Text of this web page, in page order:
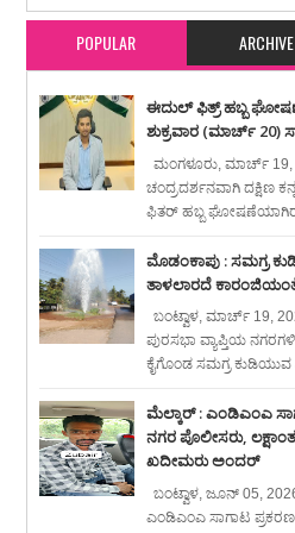
POPULAR ARCHIVE
ಈದುಲ್ ಫಿತ್ರ್ ಹಬ್ಬ
ಶುಕ್ರವಾರ (ಮಾರ್ಚ್ 20)
ಮಂಗಳೂರು, ಮಾರ್ಚ್ 19,
ಚಂದ್ರದರ್ಶನವಾಗಿ ದಕ್ಷಿಣ
ಫಿತರ್ ಹಬ್ಬ
ಮೊಡಂಕಾಪು : ಸಮಗ್ರ
ತಾಳಲಾರದೆ
ಬಂಟ್ವಾಳ, ಮಾರ್ಚ್ 19,
ಪುರಸಭಾ ವ್ಯಾಪ್ತಿಯ
ಕೈಗೊಂಡ ಸಮಗ್ರ
ಮೆಲ್ಕಾರ್ : ಎಂಡಿಎಂಎ
ನಗರ ಪೊಲೀಸರು,
ಖದೀಮರು ಅಂದರ್
ಬಂಟ್ವಾಳ, ಜೂನ್ 05,
ಎಂಡಿಎಂಎ ಸಾಗಾಟ